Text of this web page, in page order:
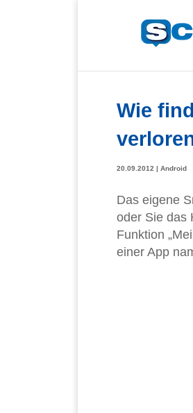
Wie
20.09.2012 | Android
Das eigene
oder Sie das
Funktion
einer App